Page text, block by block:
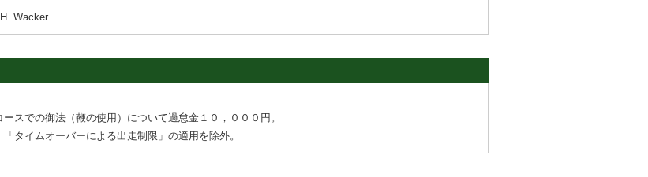
Wacker
スでの御法（鞭の使用）について過怠金１０，０００円。
タイムオーバーによる出走制限」の適用を除外。